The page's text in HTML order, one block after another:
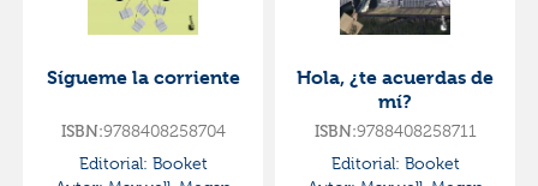
Sígueme la corriente
ISBN:9788408258704
Editorial: Booket
Hola, ¿te acuerdas de
mí?
ISBN:9788408258711
Editorial: Booket